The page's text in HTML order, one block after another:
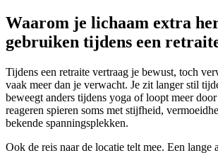
Waarom je lichaam extra
gebruiken tijdens een
Tijdens een retraite vertraag je bewust, toch
vaak meer dan je verwacht. Je zit langer stil
beweegt anders tijdens yoga of loopt meer
reageren spieren soms met stijfheid,
bekende spanningsplekken.
Ook de reis naar de locatie telt mee. Een lange